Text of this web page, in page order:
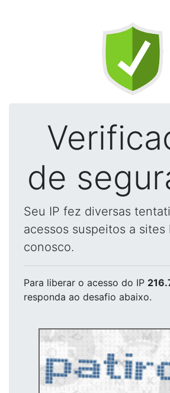
de
Seu IP fez diversas
acessos suspeitos a sites
conosco.
Para liberar o acesso do IP
responda ao desafio abaixo.